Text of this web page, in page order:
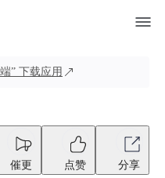
” 下载应用
催更 点赞 分享